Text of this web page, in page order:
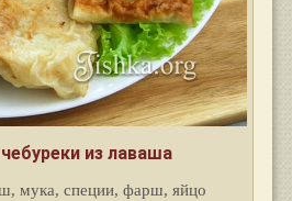
чебуреки из лаваша
мука, специи, фарш, яйцо